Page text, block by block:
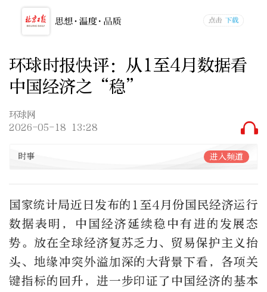
环球时报快评：从1至4月数据看
中国经济之“稳”
环球网
2026-05-18 13:28
时事 进入频道
国家统计局近日发布的1至4月份国民经济运行
数据表明，中国经济延续稳中有进的发展态
势。放在全球经济复苏乏力、贸易保护主义抬
头、地缘冲突外溢加深的大背景下看，各项关
键指标的回升，进一步印证了中国经济的基本